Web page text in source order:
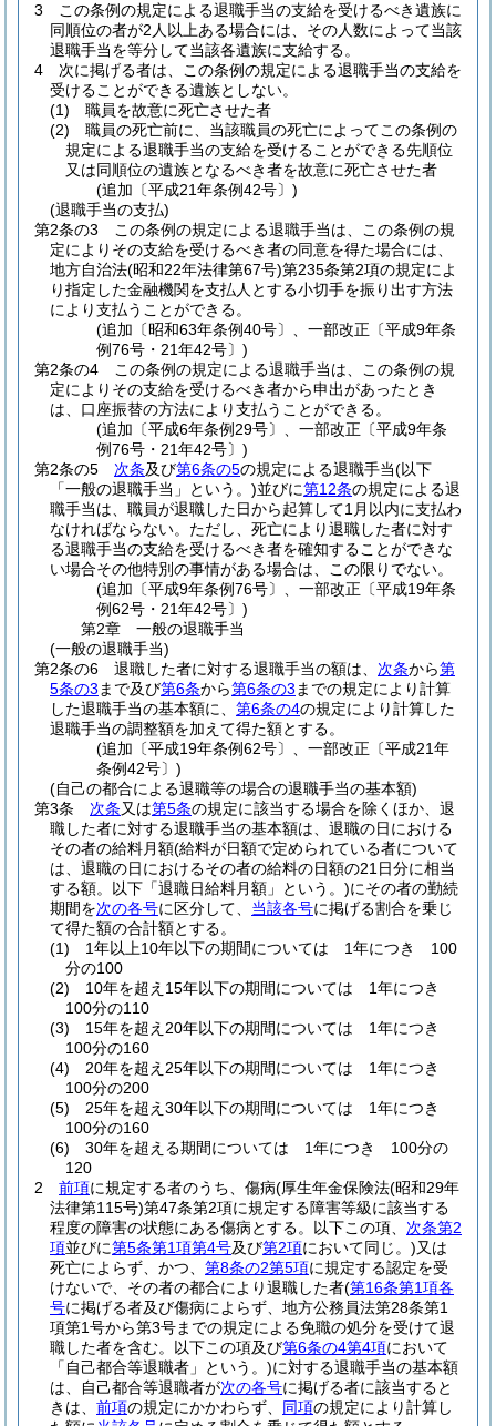
3
この条例の規定による退職手当の支給を受けるべき遺族に
同順位の者が2人以上ある場合には、その人数によって当該
退職手当を等分して当該各遺族に支給する。
4
次に掲げる者は、この条例の規定による退職手当の支給を
受けることができる遺族としない。
(1)
職員を故意に死亡させた者
(2)
職員の死亡前に、当該職員の死亡によってこの条例の
規定による退職手当の支給を受けることができる先順位
又は同順位の遺族となるべき者を故意に死亡させた者
(追加〔平成21年条例42号〕)
(退職手当の支払)
第2条の3
この条例の規定による退職手当は、この条例の規
定によりその支給を受けるべき者の同意を得た場合には、
地方自治法(昭和22年法律第67号)第235条第2項の規定によ
り指定した金融機関を支払人とする小切手を振り出す方法
により支払うことができる。
(追加〔昭和63年条例40号〕、一部改正〔平成9年条
例76号・21年42号〕)
第2条の4
この条例の規定による退職手当は、この条例の規
定によりその支給を受けるべき者から申出があったとき
は、口座振替の方法により支払うことができる。
(追加〔平成6年条例29号〕、一部改正〔平成9年条
例76号・21年42号〕)
第2条の5
次条及び第6条の5の規定による退職手当(以下
「一般の退職手当」という。)並びに第12条の規定による退
職手当は、職員が退職した日から起算して1月以内に支払わ
なければならない。 ただし、死亡により退職した者に対す
る退職手当の支給を受けるべき者を確知することができな
い場合その他特別の事情がある場合は、この限りでない。
(追加〔平成9年条例76号〕、一部改正〔平成19年条
例62号・21年42号〕)
第2章
一般の退職手当
(一般の退職手当)
第2条の6
退職した者に対する退職手当の額は、 次条から第
5条の3 まで及び第6条から第6条の3 までの規定により計算
した退職手当の基本額に、 第6条の4の規定により計算した
退職手当の調整額を加えて得た額とする。
(追加〔平成19年条例62号〕、一部改正〔平成21年
条例42号〕)
(自己の都合による退職等の場合の退職手当の基本額)
第3条
次条又は第5条の規定に該当する場合を除くほか、退
職した者に対する退職手当の基本額は、退職の日における
その者の給料月額(給料が日額で定められている者について
は、退職の日におけるその者の給料の日額の21日分に相当
する額。以下「退職日給料月額」という。)にその者の勤続
期間を次の各号に区分して、 当該各号に掲げる割合を乗じ
て得た額の合計額とする。
(1)
1年以上10年以下の期間については 1年につき 100
分の100
(2)
10年を超え15年以下の期間については 1年につき
100分の110
(3)
15年を超え20年以下の期間については 1年につき
100分の160
(4)
20年を超え25年以下の期間については 1年につき
100分の200
(5)
25年を超え30年以下の期間については 1年につき
100分の160
(6)
30年を超える期間については 1年につき 100分の
120
2
前項に規定する者のうち、傷病(厚生年金保険法(昭和29年
法律第115号)第47条第2項に規定する障害等級に該当する
程度の障害の状態にある傷病とする。以下この項、 次条第2
項並びに第5条第1項第4号及び第2項において同じ。)又は
死亡によらず、かつ、 第8条の2第5項に規定する認定を受
けないで、その者の都合により退職した者(第16条第1項各
号に掲げる者及び傷病によらず、地方公務員法第28条第1
項第1号から第3号までの規定による免職の処分を受けて退
職した者を含む。以下この項及び第6条の4第4項において
「自己都合等退職者」という。)に対する退職手当の基本額
は、自己都合等退職者が次の各号に掲げる者に該当すると
きは、 前項の規定にかかわらず、 同項の規定により計算し